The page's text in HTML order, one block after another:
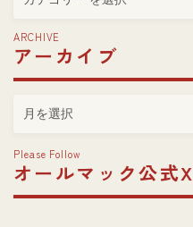
テ
ゴ
リ
ー
ARCHIVE
アーカイブ
ア
ー
カ
イ
ブ
Please Follow
オールマック公式X